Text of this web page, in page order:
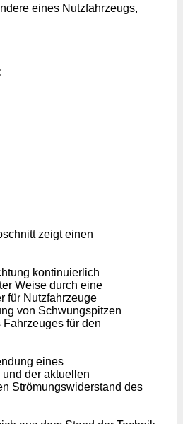
eines Nutzfahrzeugs,
zeigt einen
kontinuierlich
Weise durch eine
für Nutzfahrzeuge
von Schwungspitzen
für den
eines
der aktuellen
Strömungswiderstand des